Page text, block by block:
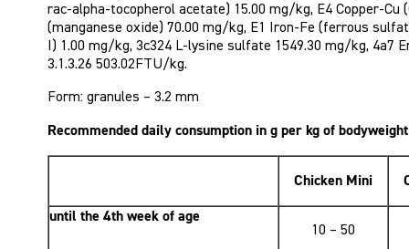
rac-alpha-tocopherol acetate) 15.00 mg/kg, E4 Copper-
(manganese oxide) 70.00 mg/kg, E1 Iron-Fe (ferrous
I) 1.00 mg/kg, 3c324 L-lysine sulfate 1549.30 mg/kg, 4a7
3.1.3.26 503.02FTU/kg.
Form: granules – 3.2 mm
Recommended daily consumption in g per kg of bodyweight
Chicken Mini
until the 4th week of age
10 – 50